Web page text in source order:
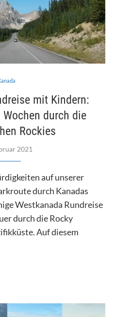
mit Kindern:
durch die
Rockies
2021
auf unserer
durch Kanadas
Westkanada Rundreise
durch die Rocky
Auf diesem